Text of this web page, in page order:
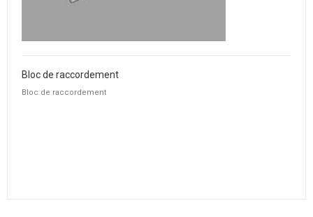
Bloc de raccordement
Bloc de raccordement